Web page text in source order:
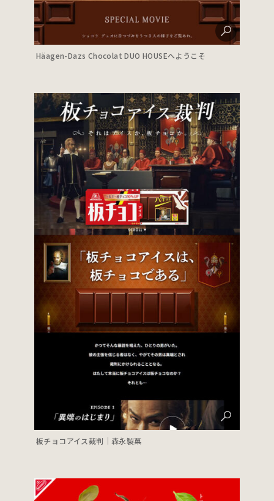
Häagen-Dazs Chocolat DUO HOUSEへようこそ
板チョコアイス裁判｜森永製菓